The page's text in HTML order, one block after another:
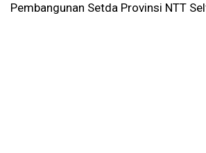
Pembangunan Setda Provinsi NTT